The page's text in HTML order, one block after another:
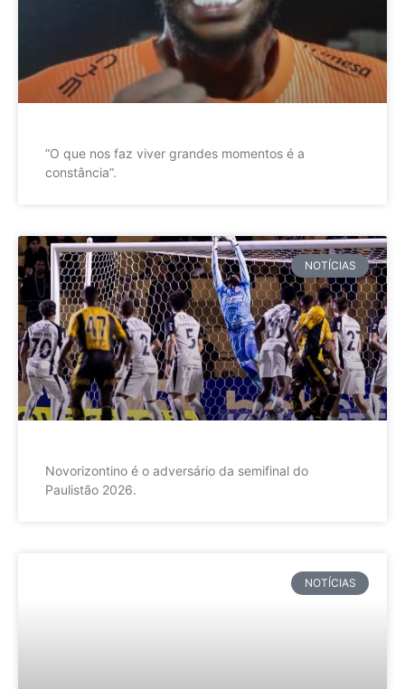
”O que nos faz viver grandes momentos é a
constância”.
NOTÍCIAS
Novorizontino é o adversário da semifinal do
Paulistão 2026.
NOTÍCIAS